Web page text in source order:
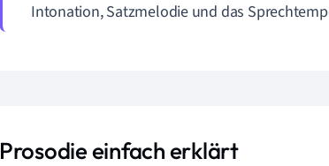
Intonation, Satzmelodie und das
Prosodie einfach erklärt